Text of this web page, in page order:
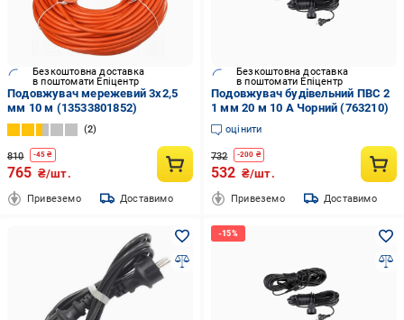
Безкоштовна доставка
в поштомати Епіцентр
Подовжувач мережевий 3x2,5
мм 10 м (13533801852)
2
810 -45 ₴
765 ₴/шт.
Привеземо Доставимо
Безкоштовна доставка
в поштомати Епіцентр
Подовжувач будівельний ПВС 2
1 мм 20 м 10 А Чорний (763210)
оцінити
732 -200 ₴
532 ₴/шт.
Привеземо Доставимо